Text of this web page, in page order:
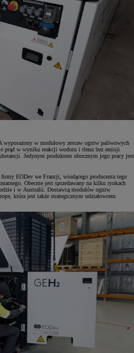
w modułowy zestaw ogniw paliwowych
prąd w wyniku reakcji wodoru i tlenu bez emisji
Jedynym produktem ubocznym jego pracy jest
EODev we Francji, wiodącego producenta tego
Obecnie jest sprzedawany na kilku rynkach
i w Australii. Dostawcą modułów ogniw
która jest także strategicznym udziałowcem